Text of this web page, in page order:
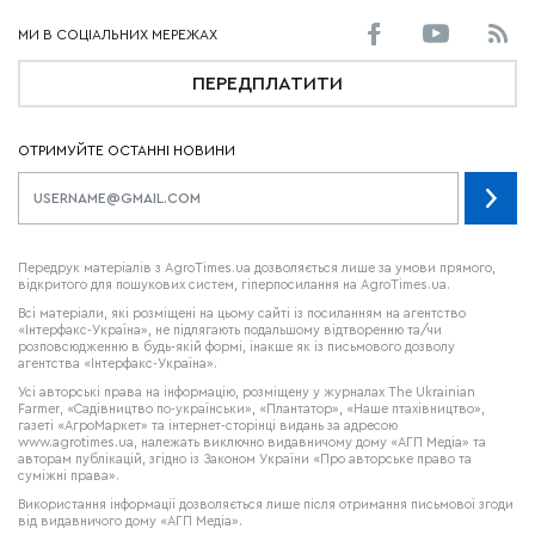
ПЕРЕДПЛАТИТИ
ОТРИМУЙТЕ ОСТАННІ НОВИНИ
Передрук матеріалів з AgroTimes.ua дозволяється лише за умови прямого,
відкритого для пошукових систем, гіперпосилання на AgroTimes.ua.
Всі матеріали, які розміщені на цьому сайті із посиланням на агентство
«Інтерфакс-Україна», не підлягають подальшому відтворенню та/чи
розповсюдженню в будь-якій формі, інакше як із письмового дозволу
агентства «Інтерфакс-Україна».
Усі авторські права на інформацію, розміщену у журналах The Ukrainian
Farmer , «Садівництво по-українськи», «Плантатор», «Наше птахівництво»,
газеті «АгроМаркет» та інтернет-сторінці видань за адресою
www.agrotimes.ua,
належать виключно видавничому дому «АГП Медіа» та
авторам публікацій, згідно із Законом України «Про авторське право та
суміжні права».
Використання інформації дозволяється лише після отримання письмової згоди
від видавничого дому «АГП Медіа».